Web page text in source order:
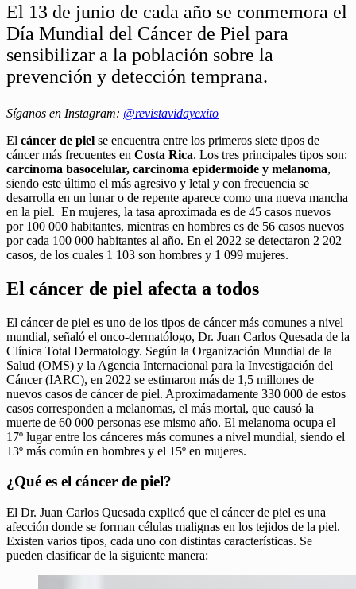
El 13 de junio de cada año se conmemora el
Día Mundial del Cáncer de Piel para
sensibilizar a la población sobre la
prevención y detección temprana.
Síganos en Instagram: @revistavidayexito
El cáncer de piel se encuentra entre los primeros siete tipos de
cáncer más frecuentes en Costa Rica. Los tres principales tipos son:
carcinoma basocelular, carcinoma epidermoide y melanoma,
siendo este último el más agresivo y letal y con frecuencia se
desarrolla en un lunar o de repente aparece como una nueva mancha
en la piel. En mujeres, la tasa aproximada es de 45 casos nuevos
por 100 000 habitantes, mientras en hombres es de 56 casos nuevos
por cada 100 000 habitantes al año. En el 2022 se detectaron 2 202
casos, de los cuales 1 103 son hombres y 1 099 mujeres.
El cáncer de piel afecta a todos
El cáncer de piel es uno de los tipos de cáncer más comunes a nivel
mundial, señaló el onco-dermatólogo, Dr. Juan Carlos Quesada de la
Clínica Total Dermatology. Según la Organización Mundial de la
Salud (OMS) y la Agencia Internacional para la Investigación del
Cáncer (IARC), en 2022 se estimaron más de 1,5 millones de
nuevos casos de cáncer de piel. Aproximadamente 330 000 de estos
casos corresponden a melanomas, el más mortal, que causó la
muerte de 60 000 personas ese mismo año. El melanoma ocupa el
17º lugar entre los cánceres más comunes a nivel mundial, siendo el
13º más común en hombres y el 15º en mujeres. ​
¿Qué es el cáncer de piel?
El Dr. Juan Carlos Quesada explicó que el cáncer de piel es una
afección donde se forman células malignas en los tejidos de la piel.
Existen varios tipos, cada uno con distintas características. Se
pueden clasificar de la siguiente manera: